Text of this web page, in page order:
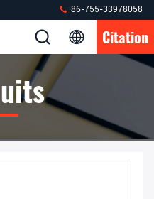
86-755-33978058
Citation